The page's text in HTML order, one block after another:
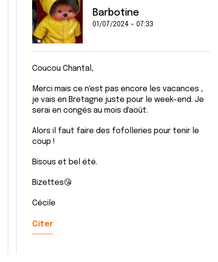
Barbotine
01/07/2024 - 07:33
Coucou Chantal,
Merci mais ce n'est pas encore les vacances ,
je vais en Bretagne juste pour le week-end. Je
serai en congés au mois d'août.
Alors il faut faire des fofolleries pour tenir le
coup !
Bisous et bel été.
Bizettes😘
Cécile
Citer